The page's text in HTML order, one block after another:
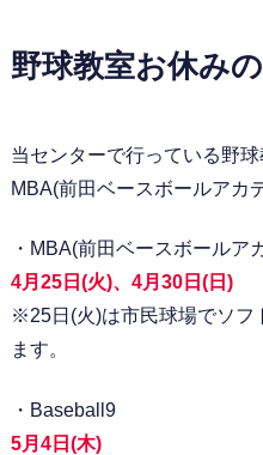
野球教室お休み
当センターで行っている野
MBA(前田ベースボールアカ
・MBA(前田ベースボールア
4月25日(火)、4月30日(日)
※25日(火)は市民球場でソフ
ます。
・Baseball9
5月4日(木)